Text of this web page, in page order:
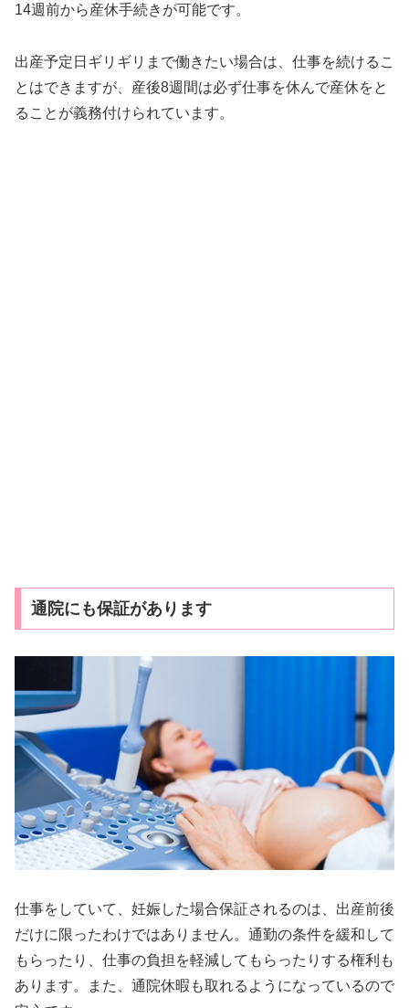
14週前から産休手続きが可能です。
出産予定日ギリギリまで働きたい場合は、仕事を続けるこ
とはできますが、産後8週間は必ず仕事を休んで産休をと
ることが義務付けられています。
通院にも保証があります
仕事をしていて、妊娠した場合保証されるのは、出産前後
だけに限ったわけではありません。通勤の条件を緩和して
もらったり、仕事の負担を軽減してもらったりする権利も
あります。また、通院休暇も取れるようになっているので